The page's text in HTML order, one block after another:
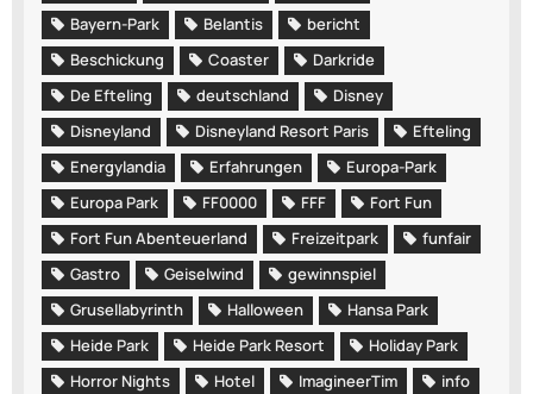
Bayern-Park
Belantis
bericht
Beschickung
Coaster
Darkride
De Efteling
deutschland
Disney
Disneyland
Disneyland Resort Paris
Efteling
Energylandia
Erfahrungen
Europa-Park
Europa Park
FF0000 FFF
Fort Fun
Fort Fun Abenteuerland
Freizeitpark
funfair
Gastro
Geiselwind
gewinnspiel
Grusellabyrinth
Halloween
Hansa Park
Heide Park
Heide Park Resort
Holiday Park
Horror Nights
Hotel ImagineerTim
info